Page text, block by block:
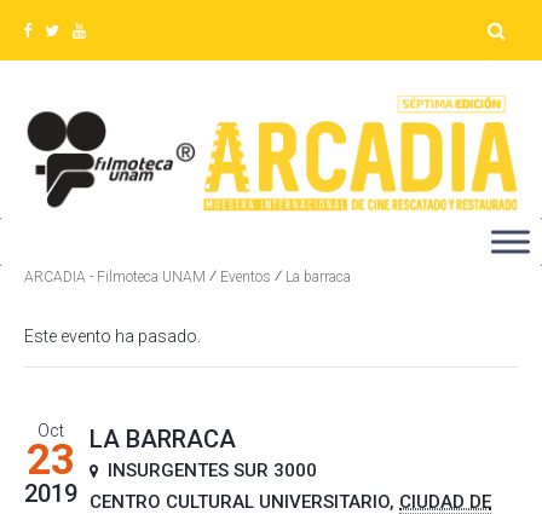
ARCADIA - Filmoteca UNAM ⁄ Eventos ⁄ La barraca
Este evento ha pasado.
Oct
23
2019
LA BARRACA
INSURGENTES SUR 3000
CENTRO CULTURAL UNIVERSITARIO, CIUDAD DE